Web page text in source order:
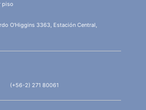
piso
O'Higgins 3363, Estación Central,
(+56-2) 271 80061